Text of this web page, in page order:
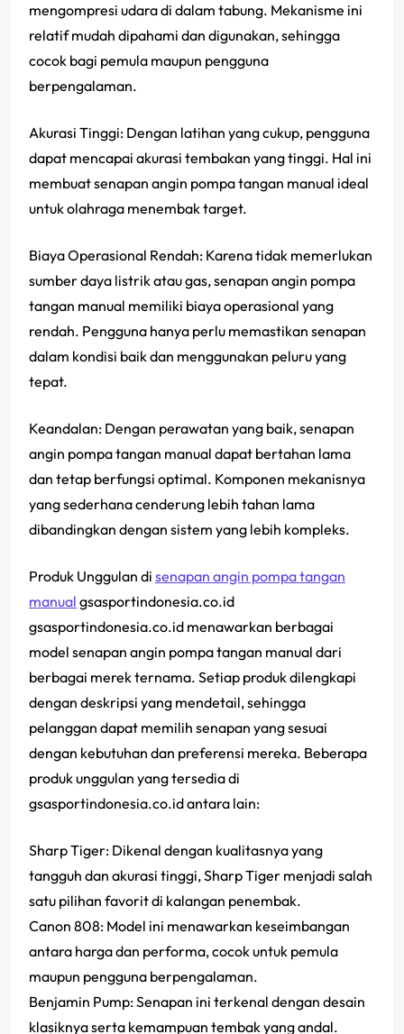
mengompresi udara di dalam tabung. Mekanisme ini
relatif mudah dipahami dan digunakan, sehingga
cocok bagi pemula maupun pengguna
berpengalaman.
Akurasi Tinggi: Dengan latihan yang cukup, pengguna
dapat mencapai akurasi tembakan yang tinggi. Hal ini
membuat senapan angin pompa tangan manual ideal
untuk olahraga menembak target.
Biaya Operasional Rendah: Karena tidak memerlukan
sumber daya listrik atau gas, senapan angin pompa
tangan manual memiliki biaya operasional yang
rendah. Pengguna hanya perlu memastikan senapan
dalam kondisi baik dan menggunakan peluru yang
tepat.
Keandalan: Dengan perawatan yang baik, senapan
angin pompa tangan manual dapat bertahan lama
dan tetap berfungsi optimal. Komponen mekanisnya
yang sederhana cenderung lebih tahan lama
dibandingkan dengan sistem yang lebih kompleks.
Produk Unggulan di senapan angin pompa tangan
manual gsasportindonesia.co.id
gsasportindonesia.co.id menawarkan berbagai
model senapan angin pompa tangan manual dari
berbagai merek ternama. Setiap produk dilengkapi
dengan deskripsi yang mendetail, sehingga
pelanggan dapat memilih senapan yang sesuai
dengan kebutuhan dan preferensi mereka. Beberapa
produk unggulan yang tersedia di
gsasportindonesia.co.id antara lain:
Sharp Tiger: Dikenal dengan kualitasnya yang
tangguh dan akurasi tinggi, Sharp Tiger menjadi salah
satu pilihan favorit di kalangan penembak.
Canon 808: Model ini menawarkan keseimbangan
antara harga dan performa, cocok untuk pemula
maupun pengguna berpengalaman.
Benjamin Pump: Senapan ini terkenal dengan desain
klasiknya serta kemampuan tembak yang andal.